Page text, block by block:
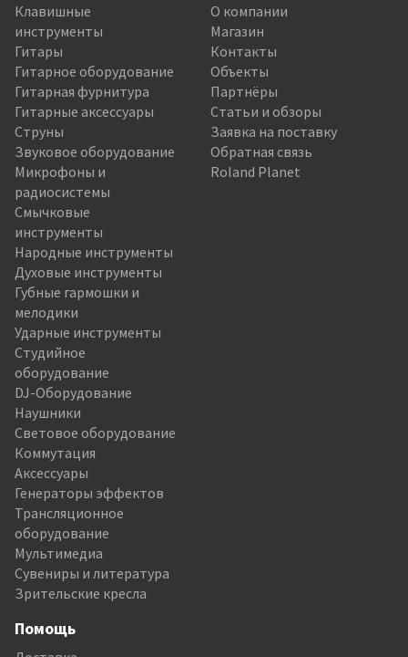
Клавишные
инструменты
Гитары
Гитарное оборудование
Гитарная фурнитура
Гитарные аксессуары
Струны
Звуковое оборудование
Микрофоны и
радиосистемы
Смычковые
инструменты
Народные инструменты
Духовые инструменты
Губные гармошки и
мелодики
Ударные инструменты
Студийное
оборудование
DJ-Оборудование
Наушники
Световое оборудование
Коммутация
Аксессуары
Генераторы эффектов
Трансляционное
оборудование
Мультимедиа
Сувениры и литература
Зрительские кресла
О компании
Магазин
Контакты
Объекты
Партнёры
Статьи и обзоры
Заявка на поставку
Обратная связь
Roland Planet
Помощь